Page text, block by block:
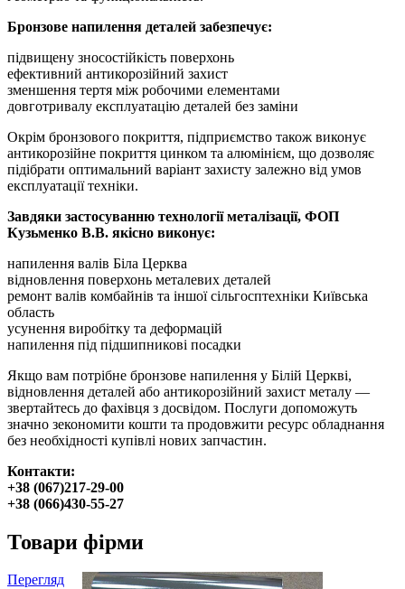
Бронзове напилення деталей забезпечує:
підвищену зносостійкість поверхонь
ефективний антикорозійний захист
зменшення тертя між робочими елементами
довготривалу експлуатацію деталей без заміни
Окрім бронзового покриття, підприємство також виконує
антикорозійне покриття цинком та алюмінієм, що дозволяє
підібрати оптимальний варіант захисту залежно від умов
експлуатації техніки.
Завдяки застосуванню технології металізації, ФОП
Кузьменко В.В. якісно виконує:
напилення валів Біла Церква
відновлення поверхонь металевих деталей
ремонт валів комбайнів та іншої сільгосптехніки Київська
область
усунення виробітку та деформацій
напилення під підшипникові посадки
Якщо вам потрібне бронзове напилення у Білій Церкві,
відновлення деталей або антикорозійний захист металу —
звертайтесь до фахівця з досвідом. Послуги допоможуть
значно зекономити кошти та продовжити ресурс обладнання
без необхідності купівлі нових запчастин.
Контакти:
+38 (067)217-29-00
+38 (066)430-55-27
Товари фірми
Перегляд